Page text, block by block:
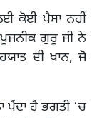
ਕੋਈ ਪੈਸਾ ਨਹੀਂ
ਪੂਜਨੀਕ ਗੁਰੂ ਜੀ ਨੇ
ਦੀ ਖਾਨ, ਜੋ
ਪੈਂਦਾ ਹੈ ਭਗਤੀ ‘ਚ